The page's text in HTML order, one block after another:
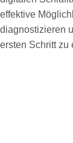
effektive
diagnostizieren
ersten Schritt zu